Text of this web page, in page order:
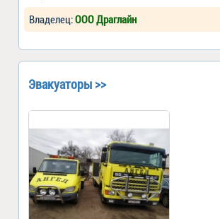
Владелец:ООО Драглайн
Эвакуаторы >>